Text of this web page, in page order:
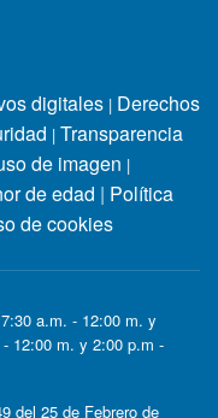
digitales | Derechos
| Transparencia
de imagen |
de edad | Política
de cookies
a.m. - 12:00 m. y
12:00 m. y 2:00 p.m -
del 25 de Febrero de